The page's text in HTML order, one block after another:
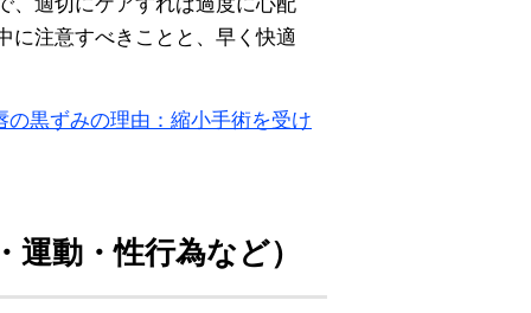
に注意すべきことと、早く快適
の黒ずみの理由：縮小手術を受け
動・性行為など）